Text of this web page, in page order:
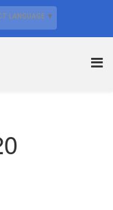
LANGUAGE ▼